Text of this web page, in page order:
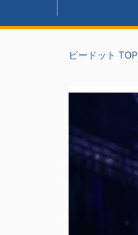
ビードット TOP